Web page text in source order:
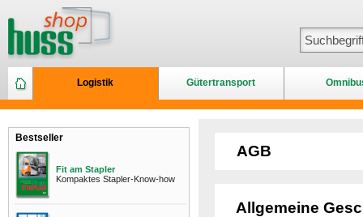
Logistik Gütertransport
Bestseller
Fit am Stapler
Kompaktes Stapler-Know-how
AGB
Allgemeine